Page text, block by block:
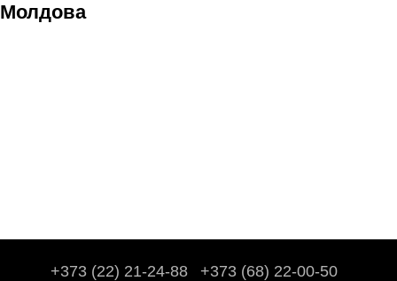
Молдова
+373 (22) 21-24-88
+373 (68) 22-00-50